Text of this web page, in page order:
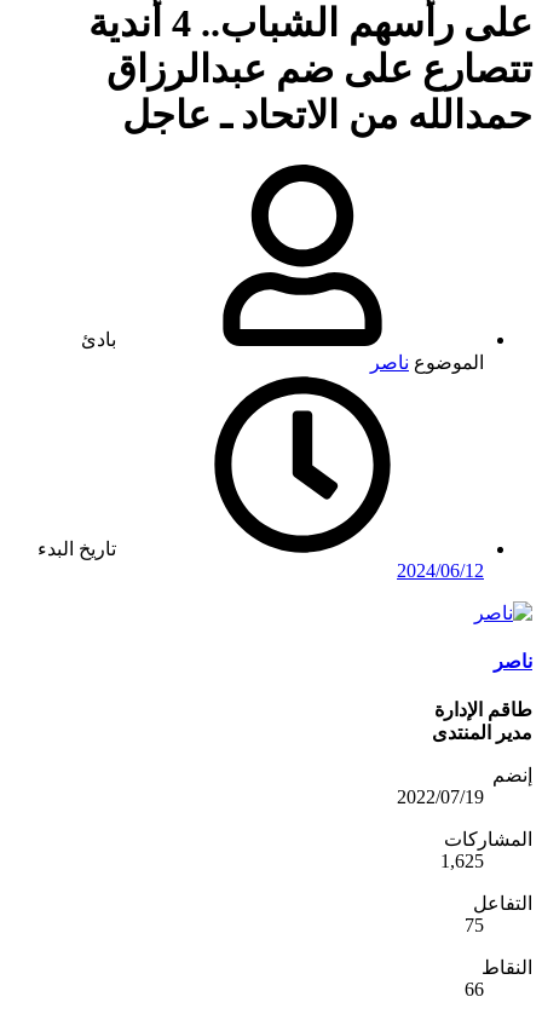
على رأسهم الشباب.. 4 أندية
تتصارع على ضم عبدالرزاق
حمدالله من الاتحاد ـ عاجل
بادئ
الموضوع ناصر
تاريخ البدء
2024/06/12
ناصر
طاقم الإدارة
مدير المنتدى
إنضم
2022/07/19
المشاركات
1,625
التفاعل
75
النقاط
66